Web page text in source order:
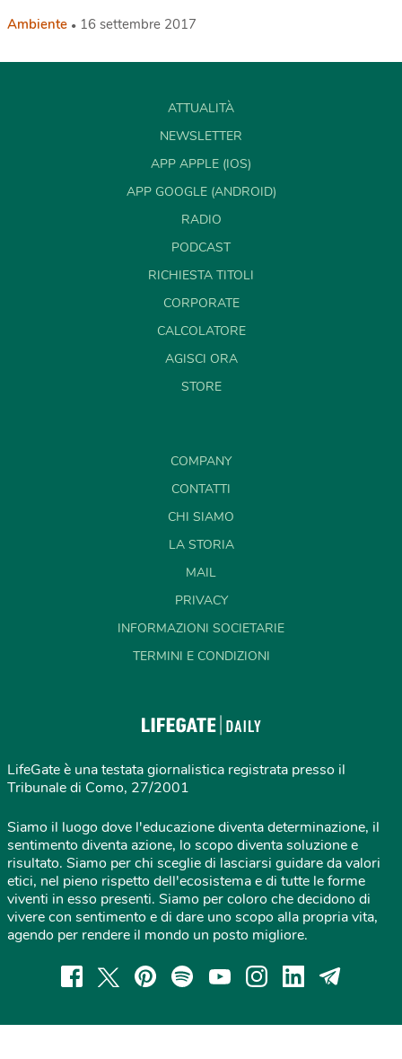
Ambiente 16 settembre 2017
ATTUALITÀ
NEWSLETTER
APP APPLE (IOS)
APP GOOGLE (ANDROID)
RADIO
PODCAST
RICHIESTA TITOLI
CORPORATE
CALCOLATORE
AGISCI ORA
STORE
COMPANY
CONTATTI
CHI SIAMO
LA STORIA
MAIL
PRIVACY
INFORMAZIONI SOCIETARIE
TERMINI E CONDIZIONI
LifeGate è una testata giornalistica registrata presso il
Tribunale di Como, 27/2001
Siamo il luogo dove l'educazione diventa determinazione, il
sentimento diventa azione, lo scopo diventa soluzione e
risultato. Siamo per chi sceglie di lasciarsi guidare da valori
etici, nel pieno rispetto dell'ecosistema e di tutte le forme
viventi in esso presenti. Siamo per coloro che decidono di
vivere con sentimento e di dare uno scopo alla propria vita,
agendo per rendere il mondo un posto migliore.